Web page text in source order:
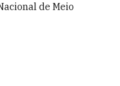
de Meio